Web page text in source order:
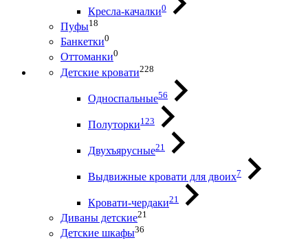
Кресла-качалки0
Пуфы18
Банкетки0
Оттоманки0
Детские кровати228
Односпальные56
Полуторки123
Двухъярусные21
Выдвижные кровати для двоих7
Кровати-чердаки21
Диваны детские21
Детские шкафы36